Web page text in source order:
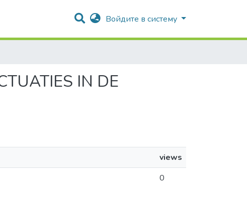
Войдите в систему
IN DE
views
0